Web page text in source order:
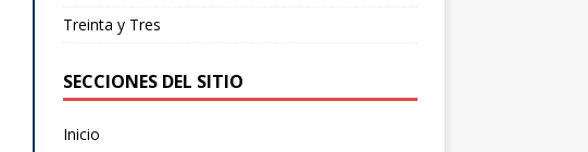
Treinta y Tres
SECCIONES DEL SITIO
Inicio